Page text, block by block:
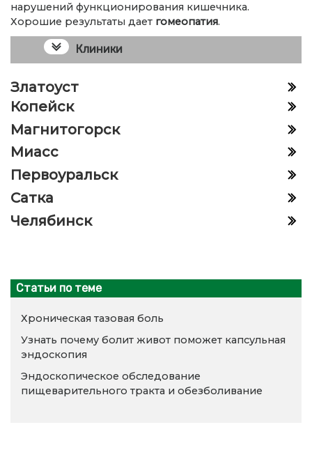
нарушений функционирования кишечника.
Хорошие результаты дает гомеопатия.
Клиники
Златоуст
Копейск
Магнитогорск
Миасс
Первоуральск
Сатка
Челябинск
Статьи по теме
Хроническая тазовая боль
Узнать почему болит живот поможет капсульная
эндоскопия
Эндоскопическое обследование
пищеварительного тракта и обезболивание